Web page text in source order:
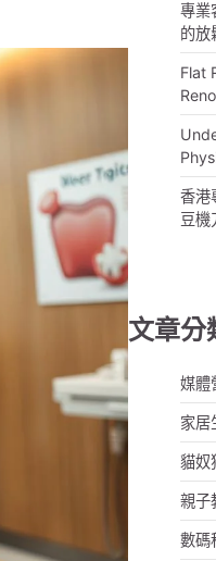
專業
的放
Flat
香港
豆機
文章分
媒體
家居
貓奴
親子
數碼